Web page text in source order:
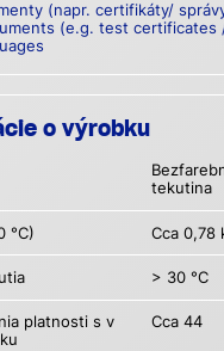
(napr. certifikáty/
(e.g. test certificates
o výrobku
tekutina
°C) Cca 0,78
> 30 °C
platnosti s v
Cca 44